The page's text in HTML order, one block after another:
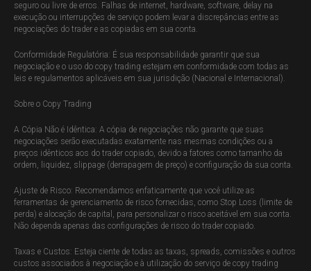
seguro ou livre de erros. Falhas de internet, hardware, software, delay na
execução ou interrupções de serviço podem levar a discrepâncias entre as
negociações do trader e as copiadas em sua conta.
Conformidade Regulatória: É sua responsabilidade garantir que sua
negociação e o uso do copy trading estejam em conformidade com todas as
leis e regulamentos aplicáveis em sua jurisdição (Nacional e Internacional).
Sobre o Copy Trading
A Cópia Não é Idêntica: A cópia de negociações não garante que suas
negociações serão executadas exatamente nas mesmas condições ou a
preços idênticos aos do trader copiado, devido a fatores como tamanho da
ordem, liquidez, slippage (derrapagem de preço) e configuração da sua conta.
Ajuste de Risco: Recomendamos enfaticamente que você utilize as
ferramentas de gerenciamento de risco fornecidas, como Stop Loss (limite de
perda) e alocação de capital, para personalizar o risco aceitável em sua conta.
Não dependa apenas das configurações de risco do trader copiado.
Taxas e Custos: Esteja ciente de todas as taxas, spreads, comissões e outros
custos associados à negociação e à utilização do serviço de copy trading